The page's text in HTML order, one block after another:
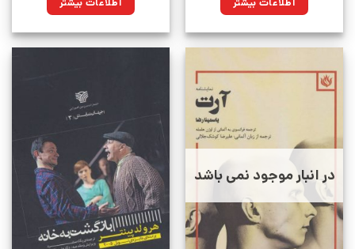
اطلاعات بیشتر اطلاعات بیشتر
در انبار موجود نمی باشد